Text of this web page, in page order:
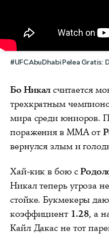
#UFCAbuDhabi Pelea Gratis:
Бо Никалсчитается
трехкратным
мира среди юниоров.
поражения в ММА от
вернулся злым и
Хай-кик в бою с
Никал теперь угроза
стойке. Букмекеры
коэффициент 1.28, а
Кайл Дакас не тот